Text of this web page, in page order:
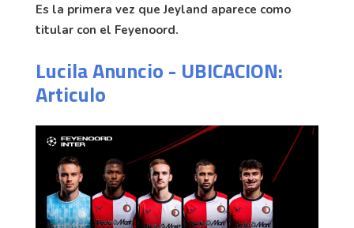
Es la primera vez que Jeyland aparece como
titular con el Feyenoord.
Lucila Anuncio - UBICACION:
Articulo